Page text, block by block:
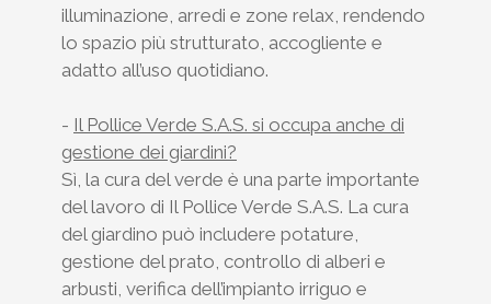
illuminazione, arredi e zone relax, rendendo
lo spazio più strutturato, accogliente e
adatto all’uso quotidiano.
- Il Pollice Verde S.A.S. si occupa anche di
gestione dei giardini?
Sì, la cura del verde è una parte importante
del lavoro di Il Pollice Verde S.A.S. La cura
del giardino può includere potature,
gestione del prato, controllo di alberi e
arbusti, verifica dell’impianto irriguo e